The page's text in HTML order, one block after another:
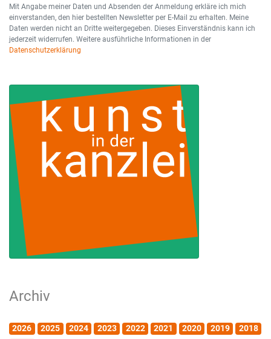
Mit Angabe meiner Daten und Absenden der Anmeldung erkläre ich mich
einverstanden, den hier bestellten Newsletter per E-Mail zu erhalten. Meine
Daten werden nicht an Dritte weitergegeben. Dieses Einverständnis kann ich
jederzeit widerrufen. Weitere ausführliche Informationen in der
Datenschutzerklärung
Archiv
2026 2025 2024 2023 2022 2021 2020 2019
2018